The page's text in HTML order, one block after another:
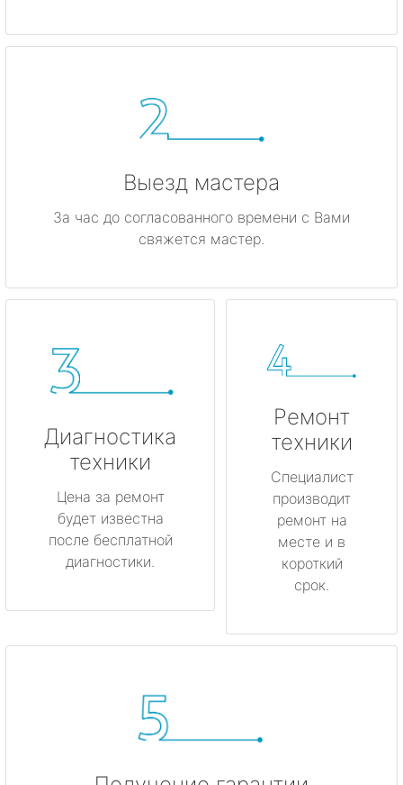
Гатчина
Кириши
Коммунар
Кудрово
Лодейное Поле
Луга
Любань
Мурино
Никольское
Новая Ладога
Выезд мастера
За час до согласованного времени с Вами
свяжется мастер.
Диагностика
техники
Цена за ремонт
будет известна
после бесплатной
диагностики.
Ремонт
техники
Специалист
производит
ремонт на
месте и в
короткий
срок.